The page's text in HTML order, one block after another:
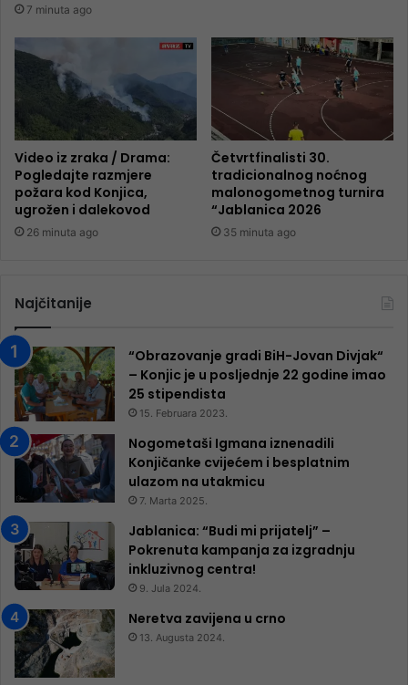
7 minuta ago
Video iz zraka / Drama:
Pogledajte razmjere
požara kod Konjica,
ugrožen i dalekovod
26 minuta ago
Četvrtfinalisti 30.
tradicionalnog noćnog
malonogometnog turnira
“Jablanica 2026
35 minuta ago
Najčitanije
“Obrazovanje gradi BiH-Jovan Divjak“
– Konjic je u posljednje 22 godine imao
25 ​​stipendista
15. Februara 2023.
Nogometaši Igmana iznenadili
Konjičanke cvijećem i besplatnim
ulazom na utakmicu
7. Marta 2025.
Jablanica: “Budi mi prijatelj” –
Pokrenuta kampanja za izgradnju
inkluzivnog centra!
9. Jula 2024.
Neretva zavijena u crno
13. Augusta 2024.